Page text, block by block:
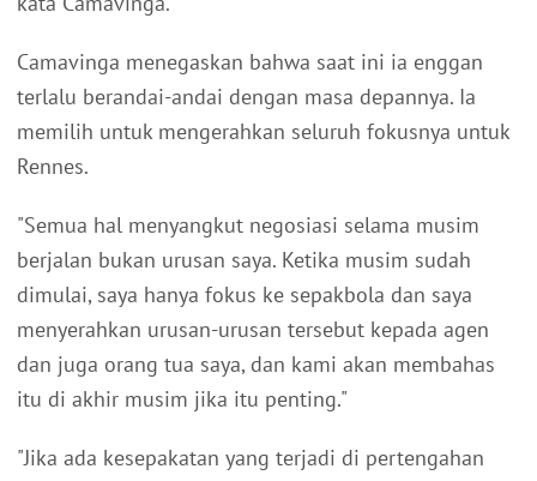
Camavinga menegaskan bahwa saat ini ia enggan
terlalu berandai-andai dengan masa depannya. Ia
memilih untuk mengerahkan seluruh fokusnya untuk
Rennes.
"Semua hal menyangkut negosiasi selama musim
berjalan bukan urusan saya. Ketika musim sudah
dimulai, saya hanya fokus ke sepakbola dan saya
menyerahkan urusan-urusan tersebut kepada agen
dan juga orang tua saya, dan kami akan membahas
itu di akhir musim jika itu penting."
"Jika ada kesepakatan yang terjadi di pertengahan